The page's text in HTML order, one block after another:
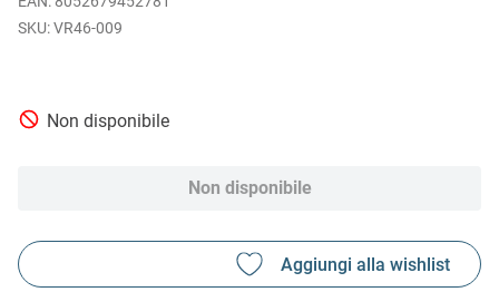
VR46-009
Non disponibile
Non disponibile